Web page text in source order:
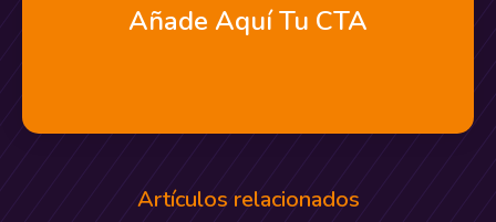
Añade Aquí Tu CTA
Artículos relacionados